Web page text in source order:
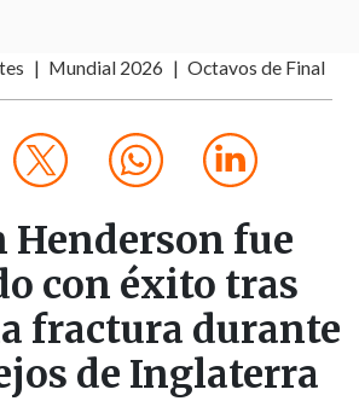
Mundial 2026 Octavos de Final
Henderson fue
con éxito tras
fractura durante
de Inglaterra